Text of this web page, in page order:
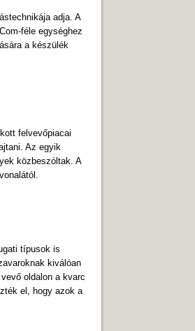
adja. A
féle egységhez
a készülék
felvevőpiacai
Az egyik
közbeszóltak. A
típusok is
kiválóan
oldalon a kvarc
el, hogy azok a